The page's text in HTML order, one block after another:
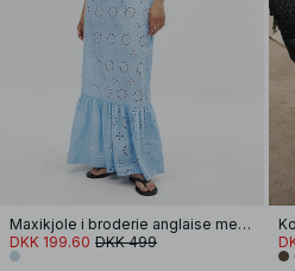
Maxikjole i broderie anglaise med flæse i kanten
DKK 199.60 DKK 499